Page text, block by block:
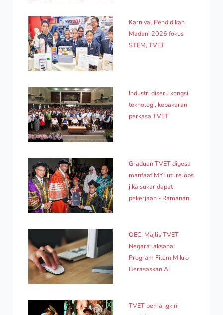
Karnival Pendidikan
Madani 2026 fokus
STEM, TVET
Industri diseru kongsi
teknologi, kepakaran
perkasa TVET
Graduan TVET digesa
manfaat MYFutureJobs
jika sukar dapat
pekerjaan - Ramanan
OEC, Majlis TVET
Negara laksana
Program Filem Mikro
Berasaskan AI
TVET pemangkin